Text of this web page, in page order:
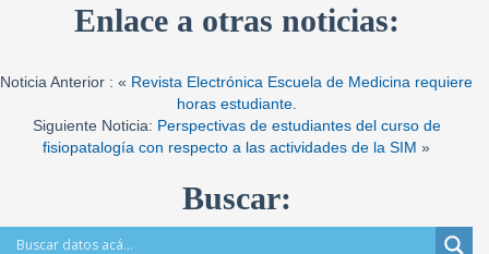
Enlace a otras noticias:
Noticia Anterior : « Revista Electrónica Escuela de Medicina requiere
horas estudiante.
Siguiente Noticia: Perspectivas de estudiantes del curso de
fisiopatalogía con respecto a las actividades de la SIM »
Buscar: